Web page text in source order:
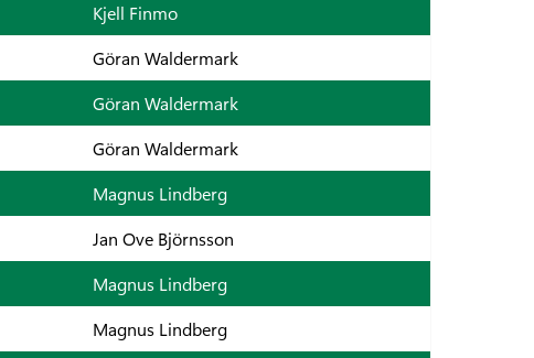
Kjell Finmo
Göran Waldermark
Göran Waldermark
Göran Waldermark
Magnus Lindberg
Jan Ove Björnsson
Magnus Lindberg
Magnus Lindberg